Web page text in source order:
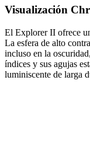
Visualización
El Explorer II ofrece
La esfera de alto
incluso en la
índices y sus agujas
luminiscente de larga